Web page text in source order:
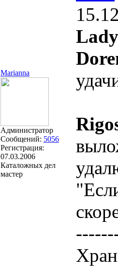
Marianna
Администратор
Сообщений: 5056
Регистрация:
07.03.2006
Каталожных дел
мастер